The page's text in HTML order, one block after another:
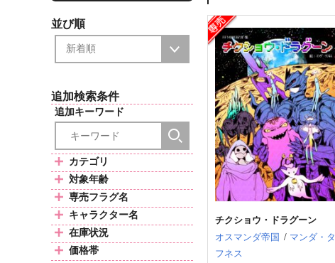
並び順
追加検索条件
追加キーワード
カテゴリ
対象年齢
専売フラグ名
キャラクター名
在庫状況
価格帯
チクショウ・ドラグーン
オスマンダ帝国 / マンダ・タ
フネス